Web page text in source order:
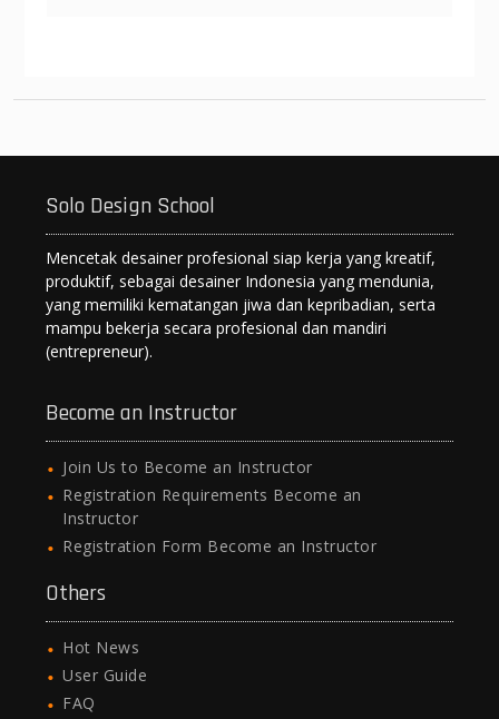
Solo Design School
Mencetak desainer profesional siap kerja yang kreatif,
produktif, sebagai desainer Indonesia yang mendunia,
yang memiliki kematangan jiwa dan kepribadian, serta
mampu bekerja secara profesional dan mandiri
(entrepreneur).
Become an Instructor
Join Us to Become an Instructor
Registration Requirements Become an
Instructor
Registration Form Become an Instructor
Others
Hot News
User Guide
FAQ